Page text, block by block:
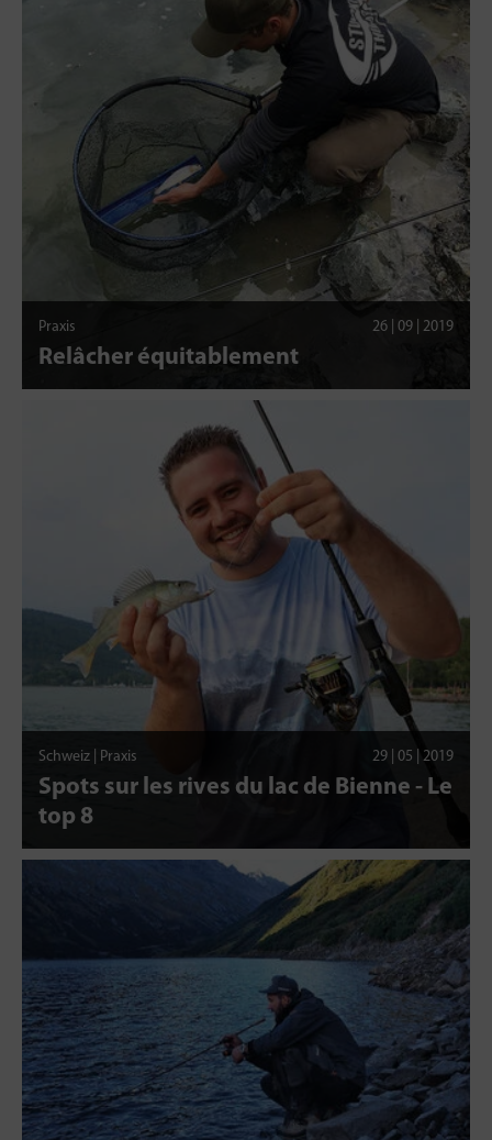
Praxis 26 | 09 | 2019
Relâcher équitablement
Schweiz | Praxis 29 | 05 | 2019
Spots sur les rives du lac de Bienne - Le
top 8